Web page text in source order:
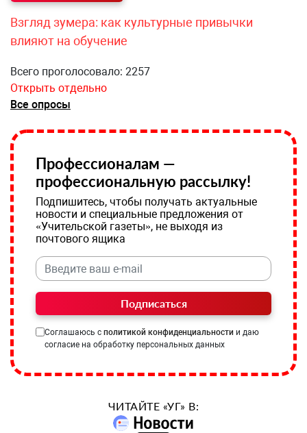
Взгляд зумера: как культурные привычки
влияют на обучение
Всего проголосовало: 2257
Открыть отдельно
Все опросы
Профессионалам —
профессиональную рассылку!
Подпишитесь, чтобы получать актуальные
новости и специальные предложения от
«Учительской газеты», не выходя из
почтового ящика
Подписаться
Соглашаюсь с политикой конфиденциальности и даю
согласие на обработку персональных данных
ЧИТАЙТЕ «УГ» В: